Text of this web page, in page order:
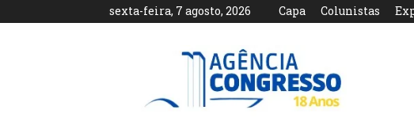
sexta-feira, 7 agosto, 2026 Capa Colunistas
Agência